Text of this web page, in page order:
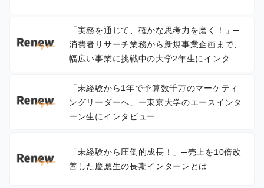
「実務を通じて、確かな思考力を磨く！」─
消費者リサーチ業務から新規事業企画まで、
幅広い事業に挑戦中の大学2年生にインタビ
「未経験から1年で予算数千万のマーケティ
ングリーダーへ」ー東京大学のエースインタ
ーン生にインタビュー
「未経験から圧倒的成長！」─売上を10倍改
善した慶應生の長期インターンとは